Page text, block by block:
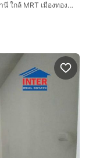
ขายคอนโด นิช โมโน แจ้งวัฒนะ ชั้น 21 วิวเมืองทองธานี ใกล้ MRT เมืองทองธานี เฟอร์ครบ พร้อมอยู่ 2.6 ล้านบาท